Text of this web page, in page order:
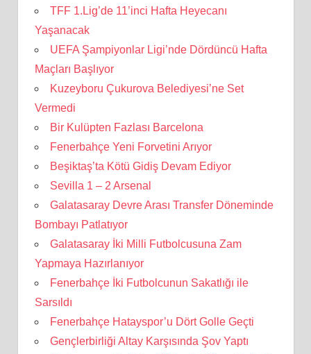
TFF 1.Lig’de 11’inci Hafta Heyecanı
Yaşanacak
UEFA Şampiyonlar Ligi’nde Dördüncü Hafta
Maçları Başlıyor
Kuzeyboru Çukurova Belediyesi’ne Set
Vermedi
Bir Kulüpten Fazlası Barcelona
Fenerbahçe Yeni Forvetini Arıyor
Beşiktaş’ta Kötü Gidiş Devam Ediyor
Sevilla 1 – 2 Arsenal
Galatasaray Devre Arası Transfer Döneminde
Bombayı Patlatıyor
Galatasaray İki Milli Futbolcusuna Zam
Yapmaya Hazırlanıyor
Fenerbahçe İki Futbolcunun Sakatlığı ile
Sarsıldı
Fenerbahçe Hatayspor’u Dört Golle Geçti
Gençlerbirliği Altay Karşısında Şov Yaptı